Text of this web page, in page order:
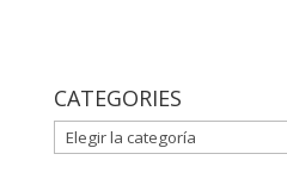
CATEGORIES
CATEGORIES